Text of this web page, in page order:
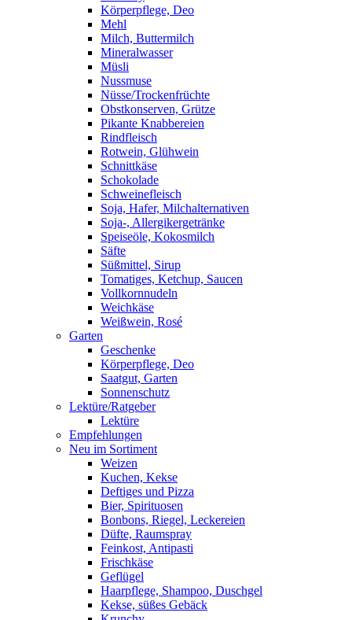
Körperpflege, Deo
Mehl
Milch, Buttermilch
Mineralwasser
Müsli
Nussmuse
Nüsse/Trockenfrüchte
Obstkonserven, Grütze
Pikante Knabbereien
Rindfleisch
Rotwein, Glühwein
Schnittkäse
Schokolade
Schweinefleisch
Soja, Hafer, Milchalternativen
Soja-, Allergikergetränke
Speiseöle, Kokosmilch
Säfte
Süßmittel, Sirup
Tomatiges, Ketchup, Saucen
Vollkornnudeln
Weichkäse
Weißwein, Rosé
Garten
Geschenke
Körperpflege, Deo
Saatgut, Garten
Sonnenschutz
Lektüre/Ratgeber
Lektüre
Empfehlungen
Neu im Sortiment
Weizen
Kuchen, Kekse
Deftiges und Pizza
Bier, Spirituosen
Bonbons, Riegel, Leckereien
Düfte, Raumspray
Feinkost, Antipasti
Frischkäse
Geflügel
Haarpflege, Shampoo, Duschgel
Kekse, süßes Gebäck